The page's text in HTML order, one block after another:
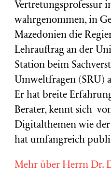
Vertretungsprofessur
wahrgenommen, in
Mazedonien die
Lehrauftrag an der
Station beim
Umweltfragen (SRU )
Er hat breite
Berater, kennt sich
Digitalthemen wie
hat umfangreich
Mehr über Herrn Dr.